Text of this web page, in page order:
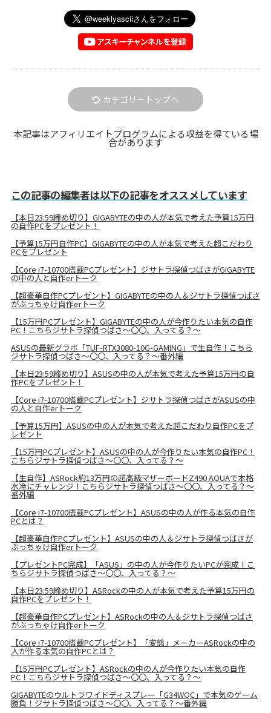
カテゴリートップへ
本記事はアフィリエイトプログラムによる収益を得ている場
合があります
この記事の編集者は以下の記事をオススメしています
【本日23:59締め切り】GIGABYTEの中の人が本気で考えた予算15万円
の自作PCをプレゼント！
【予算15万円自作PC】GIGABYTEの中の人が本気で考えた超こだわり
PCをプレゼント
【Core i7-10700搭載PCプレゼント】ジサトラ探偵つばさがGIGABYTE
の中の人と自作erトーク
【超豪華自作PCプレゼント】GIGABYTEの中の人＆ジサトラ探偵つばさ
がぶっちゃけ自作erトーク
【15万円PCプレゼント】GIGABYTEの中の人が今作りたい本気の自作
PC！こちらジサトラ探偵つばさ～〇〇、入ってる？～
ASUSの最新グラボ「TUF-RTX3080-10G-GAMING」で生自作！こちら
ジサトラ探偵つばさ～〇〇、入ってる？～番外編
【本日23:59締め切り】ASUSの中の人が本気で考えた予算15万円の自
作PCをプレゼント！
【Core i7-10700搭載PCプレゼント】ジサトラ探偵つばさがASUSの中
の人と自作erトーク
【予算15万円】ASUSの中の人が本気で考えた超こだわり自作PCをプ
レゼント
【15万円PCプレゼント】ASUSの中の人が今作りたい本気の自作PC！
こちらジサトラ探偵つばさ～〇〇、入ってる？～
【生自作】ASRock約13万円の超高級マザーボードZ490 AQUAで本格
水冷にチャレンジ！こちらジサトラ探偵つばさ～〇〇、入ってる？～
番外編
【Core i7-10700搭載PCプレゼント】ASUSの中の人が作る本気の自作
PCとは？
【超豪華自作PCプレゼント】ASUSの中の人＆ジサトラ探偵つばさが
ぶっちゃけ自作erトーク
【プレゼントPC完成】「ASUS」の中の人が今作りたいPCが完成！こ
ちらジサトラ探偵つばさ～〇〇、入ってる？～
【本日23:59締め切り】ASRockの中の人が本気で考えた予算15万円の
自作PCをプレゼント！
【超豪華自作PCプレゼント】ASRockの中の人＆ジサトラ探偵つばさ
がぶっちゃけ自作erトーク
【Core i7-10700搭載PCプレゼント】「変態」メーカーASRockの中の
人が作る本気の自作PCとは？
【15万円PCプレゼント】ASRockの中の人が今作りたい本気の自作
PC！こちらジサトラ探偵つばさ～〇〇、入ってる？～
GIGABYTEのウルトラワイドディスプレー「G34WQC」で本気のゲーム
勝負！ジサトラ探偵つばさ～〇〇、入ってる？～番外編